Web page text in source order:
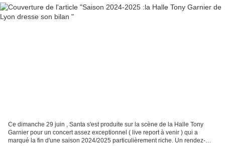
Ce dimanche 29 juin , Santa s'est produite sur la scène de la Halle Tony
Garnier pour un concert assez exceptionnel ( live report à venir ) qui a
marqué la fin d'une saison 2024/2025 particulièrement riche. Un rendez-